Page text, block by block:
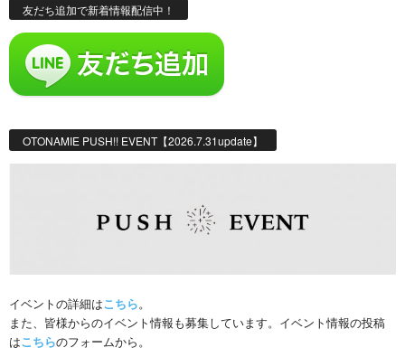
友だち追加で新着情報配信中！
OTONAMIE PUSH!! EVENT【2026.7.31update】
イベントの詳細はこちら。
また、皆様からのイベント情報も募集しています。イベント情報の投稿
はこちらのフォームから。